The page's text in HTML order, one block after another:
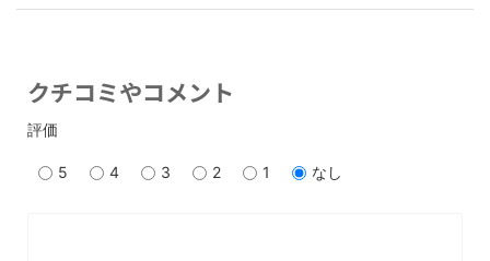
クチコミやコメント
評価
5 4 3 2 1 なし